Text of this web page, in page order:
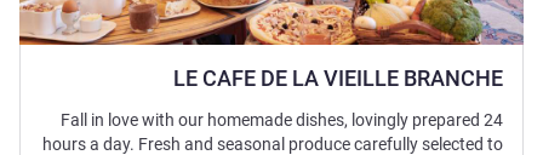
LE CAFE DE LA VIEILLE BRANCHE
Fall in love with our homemade dishes, lovingly prepared 24
hours a day. Fresh and seasonal produce carefully selected to